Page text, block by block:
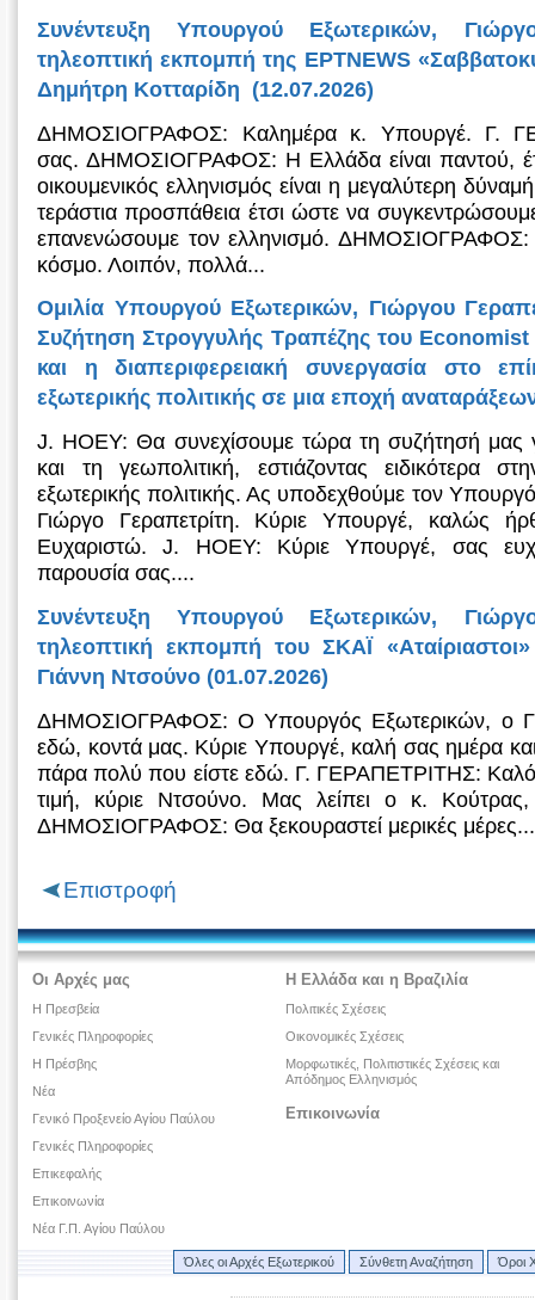
Συνέντευξη Υπουργού Εξωτερικών,
τηλεοπτική εκπομπή της ΕΡΤNEWS
Δημήτρη Κοτταρίδη (12.07.2026)
ΔΗΜΟΣΙΟΓΡΑΦΟΣ: Καλημέρα κ. Υπουργέ. Γ.
σας. ΔΗΜΟΣΙΟΓΡΑΦΟΣ: Η Ελλάδα είναι παντού,
οικουμενικός ελληνισμός είναι η μεγαλύτερη
τεράστια προσπάθεια έτσι ώστε να
επανενώσουμε τον ελληνισμό. ΔΗΜΟΣΙΟΓΡΑΦΟΣ:
κόσμο. Λοιπόν, πολλά...
Ομιλία Υπουργού Εξωτερικών, Γιώργου
Συζήτηση Στρογγυλής Τραπέζης του
και η διαπεριφερειακή συνεργασία στο
εξωτερικής πολιτικής σε μια εποχή
J. HOEY: Θα συνεχίσουμε τώρα τη συζήτησή μας
και τη γεωπολιτική, εστιάζοντας ειδικότερα
εξωτερικής πολιτικής. Ας υποδεχθούμε τον
Γιώργο Γεραπετρίτη. Κύριε Υπουργέ, καλώς
Ευχαριστώ. J. HOEY: Κύριε Υπουργέ, σας
παρουσία σας....
Συνέντευξη Υπουργού Εξωτερικών,
τηλεοπτική εκπομπή του ΣΚΑΪ
Γιάννη Ντσούνο (01.07.2026)
ΔΗΜΟΣΙΟΓΡΑΦΟΣ: Ο Υπουργός Εξωτερικών, ο
εδώ, κοντά μας. Κύριε Υπουργέ, καλή σας ημέρα
πάρα πολύ που είστε εδώ. Γ. ΓΕΡΑΠΕΤΡΙΤΗΣ: Καλό
τιμή, κύριε Ντσούνο. Μας λείπει ο κ.
ΔΗΜΟΣΙΟΓΡΑΦΟΣ: Θα ξεκουραστεί μερικές μέρες...
Επιστροφή
Οι Αρχές μας
Η Πρεσβεία
Γενικές Πληροφορίες
Η Πρέσβης
Νέα
Γενικό Προξενείο Αγίου Παύλου
Γενικές Πληροφορίες
Επικεφαλής
Επικοινωνία
Νέα Γ.Π. Αγίου Παύλου
Η Ελλάδα και η Βραζιλία
Πολιτικές Σχέσεις
Οικονομικές Σχέσεις
Μορφωτικές, Πολιτιστικές Σχέσεις και
Απόδημος Ελληνισμός
Επικοινωνία
Όλες οι Αρχές Εξωτερικού Σύνθετη Αναζήτηση Όροι